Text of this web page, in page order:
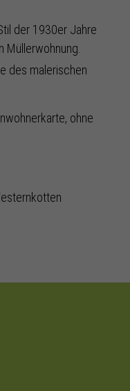
der 1930er Jahre
Müllerwohnung.
des malerischen
ohne